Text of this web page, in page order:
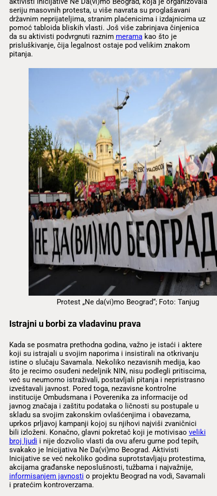
seriju masovnih protesta, u više navrata su proglašavani
državnim neprijateljima, stranim plaćenicima i izdajnicima uz
pomoć tabloida bliskih vlasti. Još više zabrinjava činjenica
da su aktivisti podvrgnuti raznim meramakao što je
prisluškivanje, čija legalnost ostaje pod velikim znakom
pitanja.
Protest „Ne da(vi)mo Beograd“; Foto: Tanjug
Istrajni u borbi za vladavinu prava
Kada se posmatra prethodna godina, važno je istaći i aktere
koji su istrajali u svojim naporima i insistirali na otkrivanju
istine o slučaju Savamala. Nekoliko nezavisnih medija, kao
što je recimo osuđeni nedeljnik NIN, nisu podlegli pritiscima,
već su neumorno istraživali, postavljali pitanja i nepristrasno
izveštavali javnost. Pored toga, nezavisne kontrolne
institucije Ombudsmana i Poverenika za informacije od
javnog značaja i zaštitu podataka o ličnosti su postupale u
skladu sa svojim zakonskim ovlašćenjima i obavezama,
uprkos prljavoj kampanji kojoj su njihovi najviši zvaničnici
bili izloženi. Konačno, glavni pokretač koji je motivisao veliki
broj ljudi i nije dozvolio vlasti da ovu aferu gurne pod tepih,
svakako je Inicijativa Ne Da(vi)mo Beograd. Aktivisti
Inicijative se već nekoliko godina suprotstavljaju protestima,
akcijama građanske neposlušnosti, tužbama i najvažnije,
informisanjem javnosti o projektu Beograd na vodi, Savamali
i pratećim kontroverzama.